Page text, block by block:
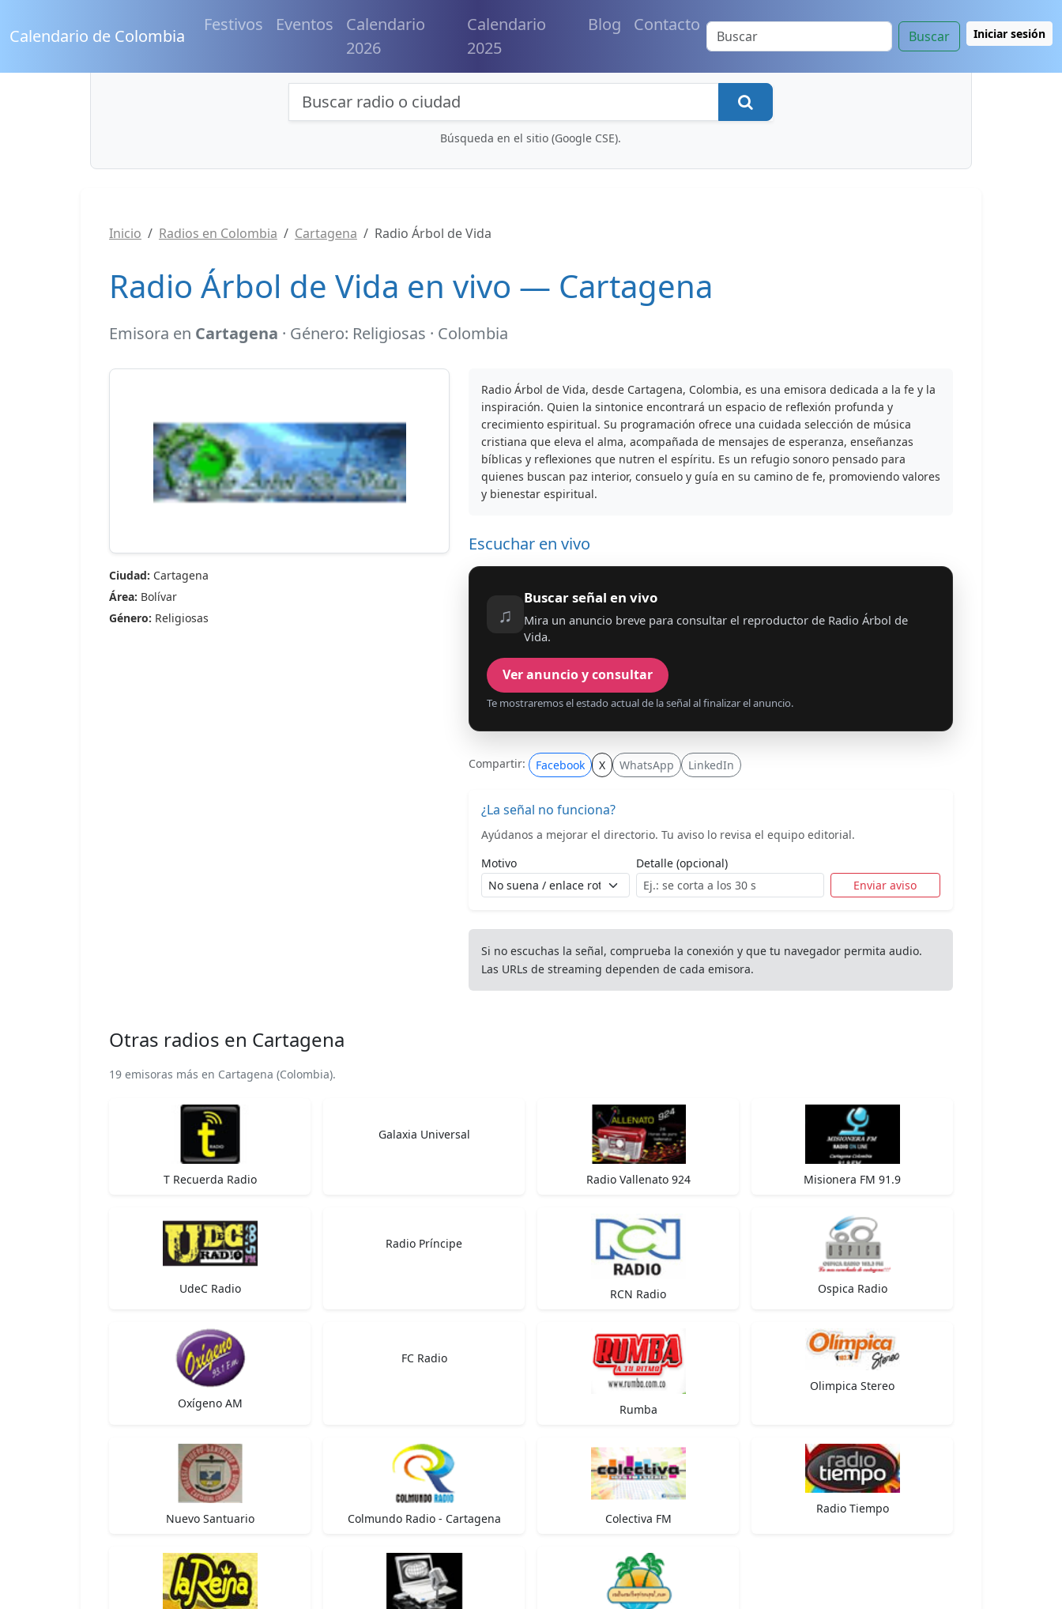
Calendario de Colombia
Festivos Eventos
Calendario
2026
Calendario
2025
Blog Contacto
Buscar Iniciar sesión
Búsqueda de radios y contenidos
Búsqueda en el sitio (Google CSE).
Inicio Radios en Colombia Cartagena Radio Árbol de Vida
Radio Árbol de Vida en vivo — Cartagena
Emisora en Cartagena · Género: Religiosas · Colombia
Ciudad: Cartagena
Área: Bolívar
Género: Religiosas
Radio Árbol de Vida, desde Cartagena, Colombia, es una emisora dedicada a la fe y la
inspiración. Quien la sintonice encontrará un espacio de reflexión profunda y
crecimiento espiritual. Su programación ofrece una cuidada selección de música
cristiana que eleva el alma, acompañada de mensajes de esperanza, enseñanzas
bíblicas y reflexiones que nutren el espíritu. Es un refugio sonoro pensado para
quienes buscan paz interior, consuelo y guía en su camino de fe, promoviendo valores
y bienestar espiritual.
Escuchar en vivo
♫
Buscar señal en vivo
Mira un anuncio breve para consultar el reproductor de Radio Árbol de
Vida.
Ver anuncio y consultar
Te mostraremos el estado actual de la señal al finalizar el anuncio.
Compartir: Facebook X WhatsApp LinkedIn
¿La señal no funciona?
Ayúdanos a mejorar el directorio. Tu aviso lo revisa el equipo editorial.
Motivo
Detalle (opcional)
Enviar aviso
Si no escuchas la señal, comprueba la conexión y que tu navegador permita audio.
Las URLs de streaming dependen de cada emisora.
Otras radios en Cartagena
19 emisoras más en Cartagena (Colombia).
T Recuerda Radio
Galaxia Universal
Radio Vallenato 924 Misionera FM 91.9
UdeC Radio
Radio Príncipe
RCN Radio Ospica Radio
Oxígeno AM
FC Radio
Rumba
Olimpica Stereo
Nuevo Santuario Colmundo Radio - Cartagena Colectiva FM
Radio Tiempo